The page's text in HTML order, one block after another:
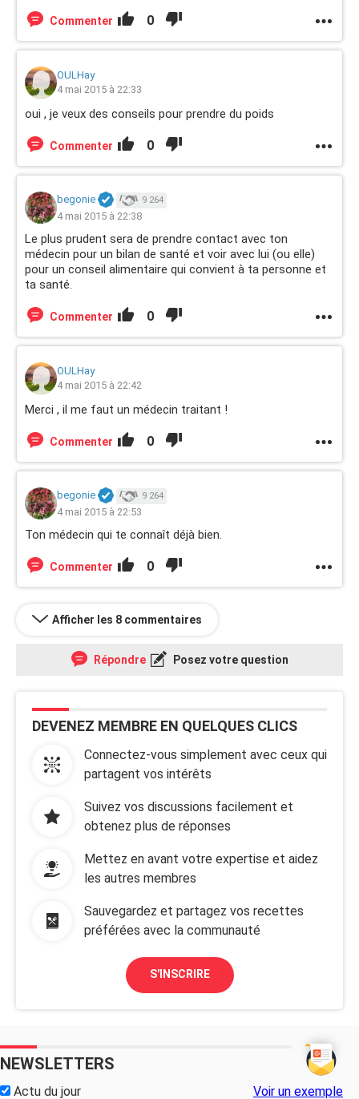
Commenter 0
OULHay
4 mai 2015 à 22:33
oui , je veux des conseils pour prendre du poids
Commenter 0
begonie 9 264
4 mai 2015 à 22:38
Le plus prudent sera de prendre contact avec ton
médecin pour un bilan de santé et voir avec lui (ou elle)
pour un conseil alimentaire qui convient à ta personne et
ta santé.
Commenter 0
OULHay
4 mai 2015 à 22:42
Merci , il me faut un médecin traitant !
Commenter 0
begonie 9 264
4 mai 2015 à 22:53
Ton médecin qui te connaît déjà bien.
Commenter 0
Afficher les 8 commentaires
Répondre Posez votre question
DEVENEZ MEMBRE EN QUELQUES CLICS
Connectez-vous simplement avec ceux qui
partagent vos intérêts
Suivez vos discussions facilement et
obtenez plus de réponses
Mettez en avant votre expertise et aidez
les autres membres
Sauvegardez et partagez vos recettes
préférées avec la communauté
S'INSCRIRE
NEWSLETTERS
Actu du jour Voir un exemple